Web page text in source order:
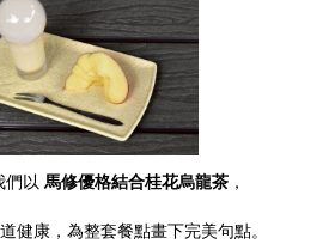
們以 馬修優格結合桂花烏龍茶 ，
健康，為整套餐點畫下完美句點。